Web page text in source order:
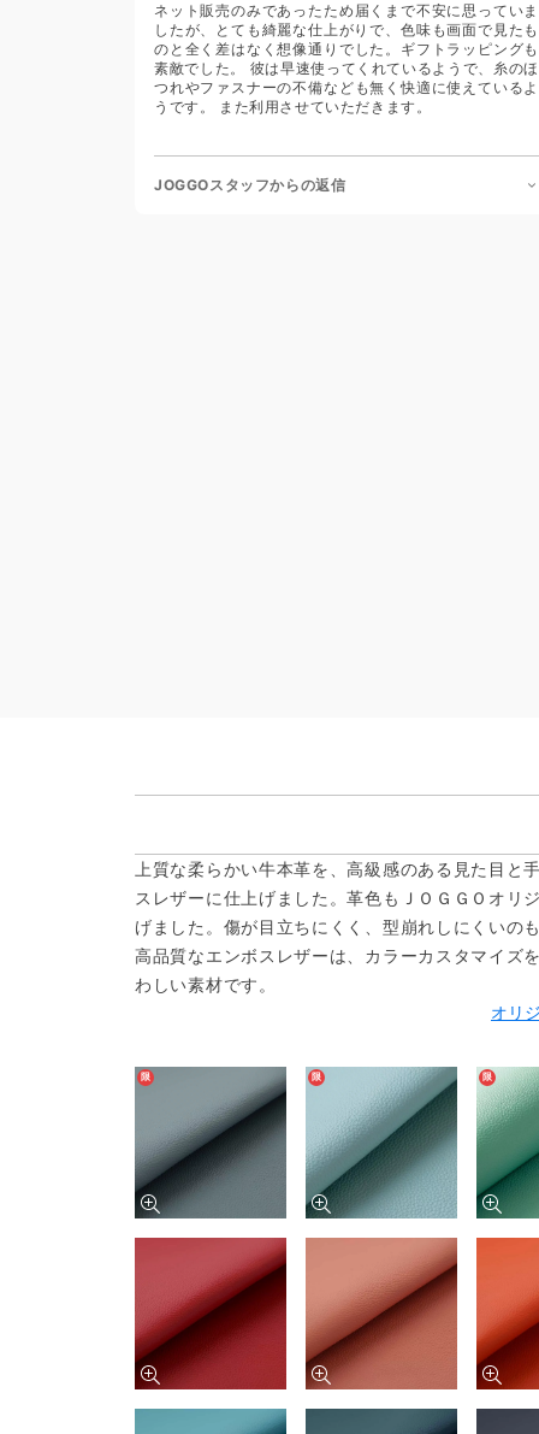
ネット販売のみであったため届くまで不安に思っていま
したが、とても綺麗な仕上がりで、色味も画面で見たも
のと全く差はなく想像通りでした。ギフトラッピングも
素敵でした。 彼は早速使ってくれているようで、糸のほ
つれやファスナーの不備なども無く快適に使えているよ
うです。 また利用させていただきます。
JOGGOスタッフからの返信
上質な柔らかい牛本革を、高級感のある見た目と
スレザーに仕上げました。革色もＪＯＧＧＯオリ
げました。傷が目立ちにくく、型崩れしにくいの
高品質なエンボスレザーは、カラーカスタマイズ
わしい素材です。
オリ
限 限 限